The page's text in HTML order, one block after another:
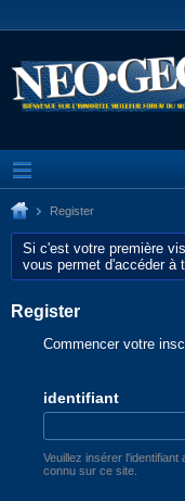
Register
Si c'est votre première
vous permet d'accéder à
Register
Commencer votre
identifiant
Veuillez insérer
connu sur ce site.